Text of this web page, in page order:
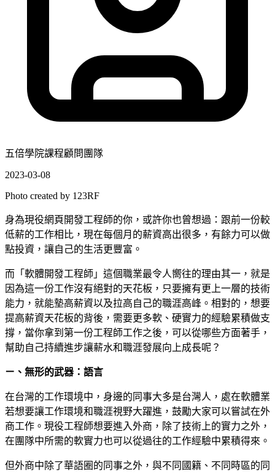
五倍學院課程顧問團隊
2023-03-08
Photo created by 123RF
身為現役網頁開發工程師的你，或許你也曾想過：跟前一份較
低薪的工作相比，現在每個月的薪資高出很多，有餘力可以做
點投資，讓自己的生活更豐富。
而「軟體開發工程師」這個職業最令人嚮往的理由其一，就是
因為這一份工作沒有絕對的天花板，只要擁有更上一層的技術
能力，就能墊高薪資以及拉高自己的職涯高峰。相對的，想要
提高薪資天花板的背後，需要更多軟、硬實力的經驗累積做支
撐，當你拿到第一份工程師工作之後，可以從哪些方面著手，
幫助自己持續進步讓薪水和職涯發展向上成長呢？
ㄧ、無形的武器：語言
在台灣的工作環境中，身邊的同事大多是台灣人，處在軟體業
若想要讓工作環境和職涯視野大躍進，鼓勵大家可以嘗試在外
商工作。現役工程師想要進入外商，除了技術上的實力之外，
在團隊中所需的軟實力也可以從過往的工作經驗中累積得來。
但外商中除了華語圈的同事之外，與不同國籍、不同時區的同